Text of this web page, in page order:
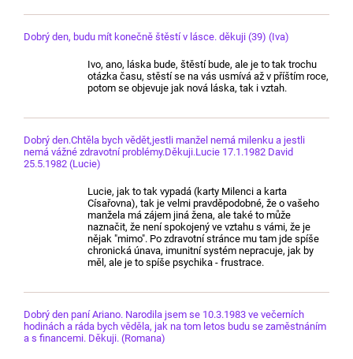
Dobrý den, budu mít konečně štěstí v lásce. děkuji (39) (Iva)
Ivo, ano, láska bude, štěstí bude, ale je to tak trochu
otázka času, stěstí se na vás usmívá až v příštím roce,
potom se objevuje jak nová láska, tak i vztah.
Dobrý den.Chtěla bych vědět,jestli manžel nemá milenku a jestli
nemá vážné zdravotní problémy.Děkuji.Lucie 17.1.1982 David
25.5.1982 (Lucie)
Lucie, jak to tak vypadá (karty Milenci a karta
Císařovna), tak je velmi pravděpodobné, že o vašeho
manžela má zájem jiná žena, ale také to může
naznačit, že není spokojený ve vztahu s vámi, že je
nějak "mimo". Po zdravotní stránce mu tam jde spíše
chronická únava, imunitní systém nepracuje, jak by
měl, ale je to spíše psychika - frustrace.
Dobrý den paní Ariano. Narodila jsem se 10.3.1983 ve večerních
hodinách a ráda bych věděla, jak na tom letos budu se zaměstnáním
a s financemi. Děkuji. (Romana)